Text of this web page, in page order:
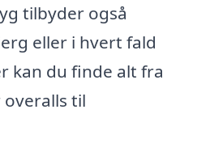
tilbyder også
eller i hvert fald
kan du finde alt fra
til